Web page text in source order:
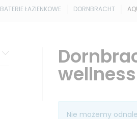
BATERIE ŁAZIENKOWE DORNBRACHT
Nie możemy